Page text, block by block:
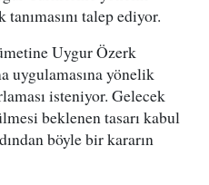
talep ediyor.
Uygur Özerk
uygulamasına yönelik
isteniyor. Gelecek
beklenen tasarı kabul
böyle bir kararın